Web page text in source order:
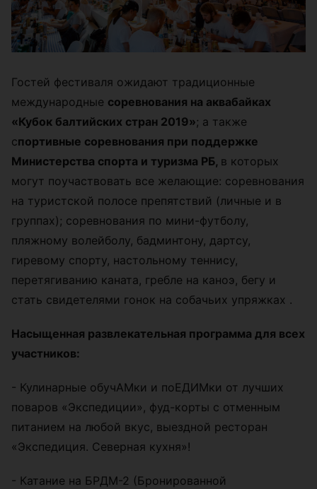
Гостей фестиваля ожидают традиционные
международные соревнования на аквабайках
«Кубок балтийских стран 2019»; а также
спортивные соревнования при поддержке
Министерства спорта и туризма РБ, в которых
могут поучаствовать все желающие: соревнования
на туристской полосе препятствий (личные и в
группах); соревнования по мини-футболу,
пляжному волейболу, бадминтону, дартсу,
гиревому спорту, настольному теннису,
перетягиванию каната, гребле на каноэ, бегу и
стать свидетелями гонок на собачьих упряжках .
Насыщенная развлекательная программа для всех
участников:
- Кулинарные обучАМки и поЕДИМки от лучших
поваров «Экспедиции», фуд-корты с отменным
питанием на любой вкус, выездной ресторан
«Экспедиция. Северная кухня»!
- Катание на БРДМ-2 (Бронированной